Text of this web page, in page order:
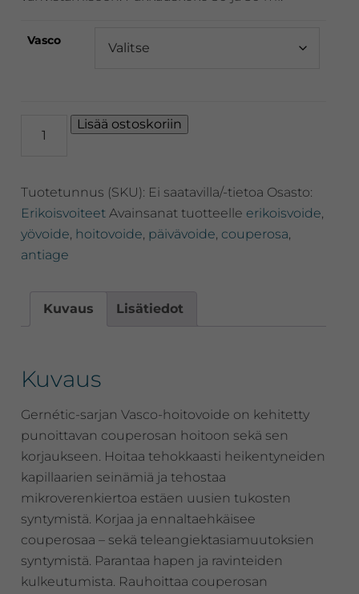
Vasco
Vasco,
couperosa
voide
30
Lisää ostoskoriin
Tuotetunnus (SKU): Ei saatavilla/-tietoa Osasto:
Erikoisvoiteet Avainsanat tuotteelle erikoisvoide,
yövoide, hoitovoide, päivävoide, couperosa,
antiage
Kuvaus Lisätiedot
Kuvaus
Gernétic-sarjan Vasco-hoitovoide on kehitetty
punoittavan couperosan hoitoon sekä sen
korjaukseen. Hoitaa tehokkaasti heikentyneiden
kapillaarien seinämiä ja tehostaa
mikroverenkiertoa estäen uusien tukosten
syntymistä. Korjaa ja ennaltaehkäisee
couperosaa – sekä teleangiektasiamuutoksien
syntymistä. Parantaa hapen ja ravinteiden
kulkeutumista. Rauhoittaa couperosan